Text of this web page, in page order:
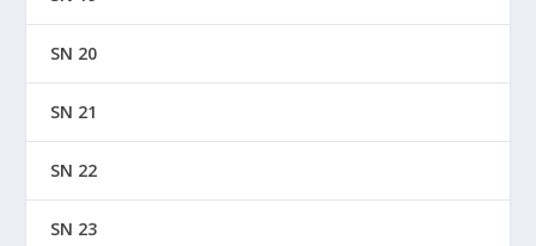
SN 20
SN 21
SN 22
SN 23